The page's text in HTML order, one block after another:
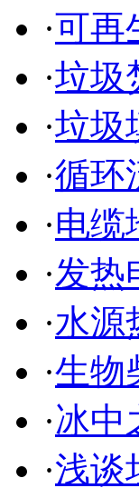
·可再
·垃圾
·垃圾
·循环
·电缆
·发热
·水源
·生物
·冰中
·浅谈